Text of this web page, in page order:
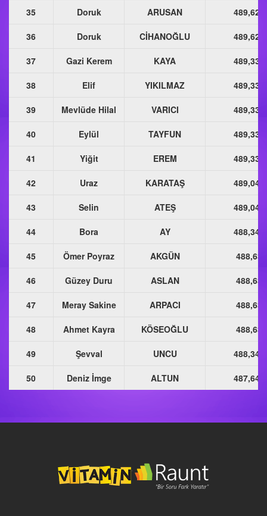
35 Doruk ARUSAN
36 Doruk CİHANOĞLU
37 Gazi Kerem KAYA
38 Elif YIKILMAZ
39 Mevlüde Hilal VARICI
40 Eylül TAYFUN
41 Yiğit EREM
42 Uraz KARATAŞ
43 Selin ATEŞ
44 Bora AY
45 Ömer Poyraz AKGÜN 488,637
46 Güzey Duru ASLAN 488,637
47 Meray Sakine ARPACI 488,637
48 Ahmet Kayra KÖSEOĞLU 488,637
49 Şevval UNCU
50 Deniz İmge ALTUN